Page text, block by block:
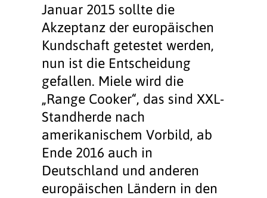
Januar 2015 sollte die
Akzeptanz der europäischen
Kundschaft getestet werden,
nun ist die Entscheidung
gefallen. Miele wird die
„Range Cooker“, das sind XXL-
Standherde nach
amerikanischem Vorbild, ab
Ende 2016 auch in
Deutschland und anderen
europäischen Ländern in den